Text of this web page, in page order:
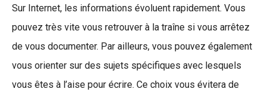
Sur Internet, les informations évoluent rapidement. Vous
pouvez très vite vous retrouver à la traîne si vous arrêtez
de vous documenter. Par ailleurs, vous pouvez également
vous orienter sur des sujets spécifiques avec lesquels
vous êtes à l’aise pour écrire. Ce choix vous évitera de